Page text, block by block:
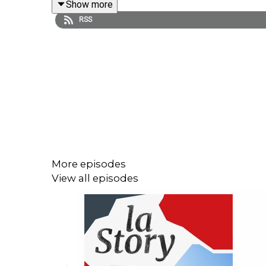
La Story est un podcast des « Echos » présenté
Show more
RSS
More episodes
View all episodes